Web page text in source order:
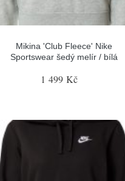
Mikina 'Club Fleece' Nike
Sportswear šedý melír / bílá
1 499 Kč